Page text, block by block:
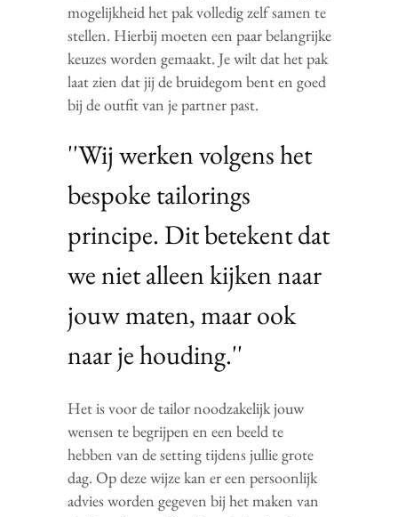
mogelijkheid het pak volledig zelf samen te
stellen. Hierbij moeten een paar belangrijke
keuzes worden gemaakt. Je wilt dat het pak
laat zien dat jij de bruidegom bent en goed
bij de outfit van je partner past.
''Wij werken volgens het
bespoke tailorings
principe. Dit betekent dat
we niet alleen kijken naar
jouw maten, maar ook
naar je houding.''
Het is voor de tailor noodzakelijk jouw
wensen te begrijpen en een beeld te
hebben van de setting tijdens jullie grote
dag. Op deze wijze kan er een persoonlijk
advies worden gegeven bij het maken van